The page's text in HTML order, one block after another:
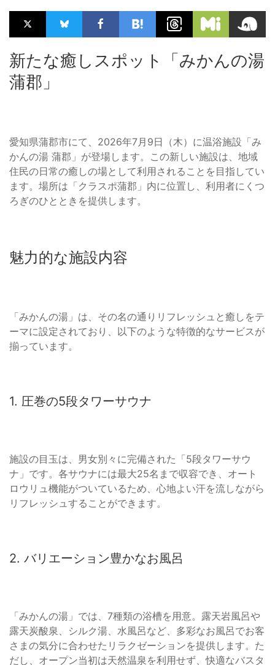
新たな癒しスポット「みかんの湯
蒲郡」
愛知県蒲郡市にて、2026年7月9日（木）に温浴施設「み
かんの湯 蒲郡」が登場します。この新しい施設は、地域
住民の日常の癒しの場として利用されることを目指してい
ます。場所は「クラスポ蒲郡」内に位置し、利用者にくつ
ろぎのひとときを提供します。
魅力的な施設内容
「みかんの湯」は、その名の通りリフレッシュと癒しをテ
ーマに設定されており、以下のような特徴的なサービスが
揃っています。
1. 圧巻の5段タワーサウナ
施設の目玉は、男女別々に完備された「5段タワーサウ
ナ」です。各サウナには最大25名まで収容でき、オート
ロウリュ機能がついているため、心地よい汗を流しながら
リフレッシュすることができます。
2. バリエーション豊かなお風呂
「みかんの湯」では、7種類の浴槽を用意。露天岩風呂や
露天炭酸泉、シルク湯、水風呂など、多彩なお風呂でお客
さまの気分に合わせたリラクゼーションを提供します。た
だし、オープン当初は天然温泉を利用せず、快適なバスタ